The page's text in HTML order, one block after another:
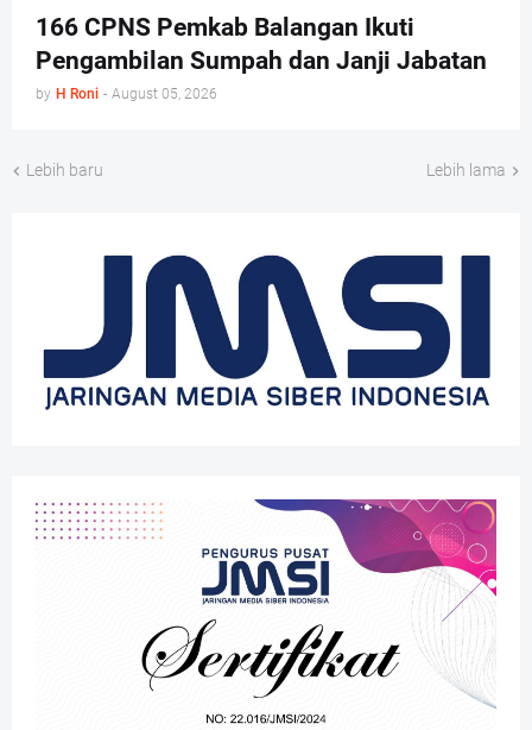
166 CPNS Pemkab Balangan Ikuti
Pengambilan Sumpah dan Janji Jabatan
by H Roni - August 05, 2026
Lebih baru Lebih lama